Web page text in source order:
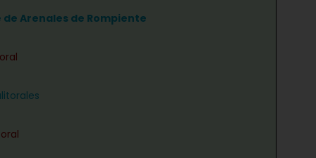
de Arenales de Rompiente